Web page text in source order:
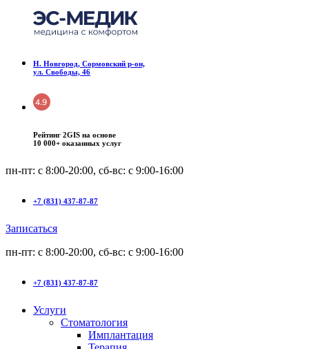
Н. Новгород, Сормовский р-он,
ул. Свободы, 46
Рейтинг 2GIS на основе
10 000+ оказанных услуг
пн-пт: с 8:00-20:00, сб-вс: c 9:00-16:00
+7 (831) 437-87-87
Записаться
пн-пт: с 8:00-20:00, сб-вс: c 9:00-16:00
+7 (831) 437-87-87
Услуги
Стоматология
Имплантация